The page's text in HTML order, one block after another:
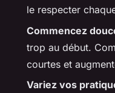
le respecter
Commencez
trop au début.
courtes et
Variez vos